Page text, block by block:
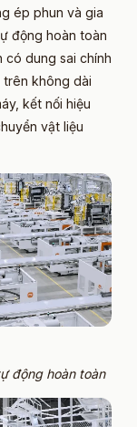
ép phun và gia
động hoàn toàn
có dung sai chính
trên không dài
kết nối hiệu
vật liệu
động hoàn toàn